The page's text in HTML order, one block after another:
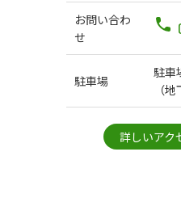
お問い合わ
せ
駐車場
駐車
（
詳しいアク